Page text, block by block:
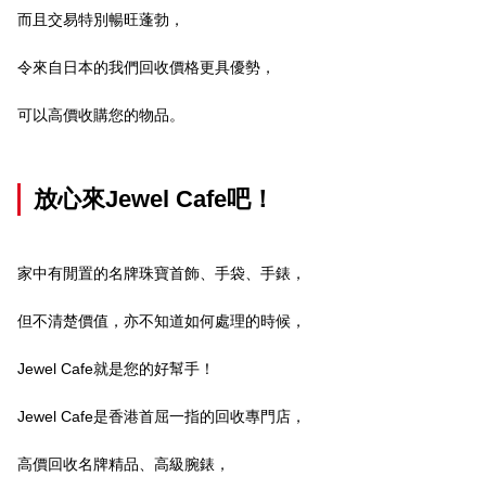
而且交易特別暢旺蓬勃，
令來自日本的我們回收價格更具優勢，
可以高價收購您的物品。
放心來Jewel Cafe吧！
家中有閒置的名牌珠寶首飾、手袋、手錶，
但不清楚價值，亦不知道如何處理的時候，
Jewel Cafe就是您的好幫手！
Jewel Cafe是香港首屈一指的回收專門店，
高價回收名牌精品、高級腕錶，